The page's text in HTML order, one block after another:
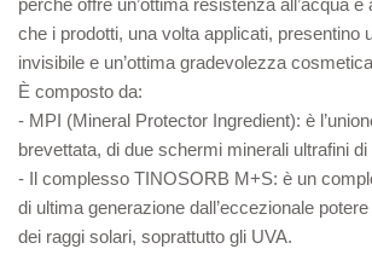
perché offre un’ottima resistenza all’acqua
che i prodotti, una volta applicati, presentino
invisibile e un’ottima gradevolezza
È composto da:
- MPI (Mineral Protector Ingredient): è
brevettata, di due schermi minerali ultrafini di
- Il complesso TINOSORB M+S: è un
di ultima generazione dall’eccezionale
dei raggi solari, soprattutto gli UVA.